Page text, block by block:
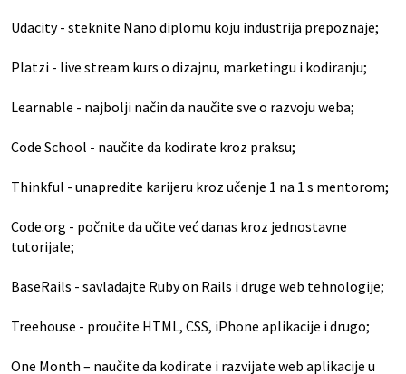
Udacity- steknite Nano diplomu koju industrija prepoznaje;
Platzi - live stream kurs o dizajnu, marketingu i kodiranju;
Learnable - najbolji način da naučite sve o razvoju weba;
Code School - naučite da kodirate kroz praksu;
Thinkful - unapredite karijeru kroz učenje 1 na 1 s mentorom;
Code.org - počnite da učite već danas kroz jednostavne
tutorijale;
BaseRails - savladajte Ruby on Rails i druge web tehnologije;
Treehouse - proučite HTML, CSS, iPhone aplikacije i drugo;
One Month – naučite da kodirate i razvijate web aplikacije u